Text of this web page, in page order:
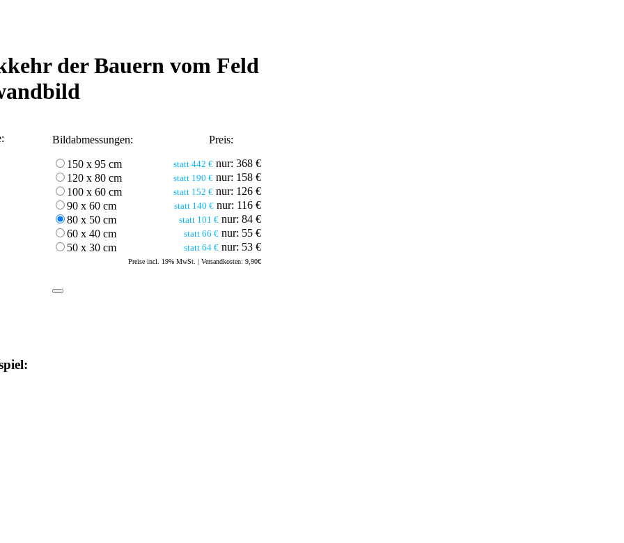
der Bauern vom Feld
Bildabmessungen: Preis:
150 x 95 cm statt 442 € nur: 368 €
120 x 80 cm
statt 190 € nur: 158 €
100 x 60 cm
statt 152 € nur: 126 €
90 x 60 cm
statt 140 € nur: 116 €
80 x 50 cm
statt 101 € nur: 84 €
60 x 40 cm
statt 66 € nur: 55 €
50 x 30 cm
statt 64 € nur: 53 €
Preise incl. 19% MwSt. | Versandkosten: 9,90€